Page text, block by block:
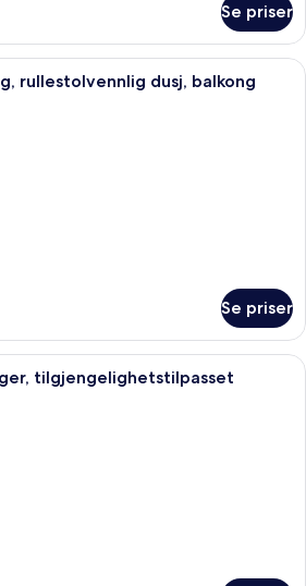
Se priser
Sengetøy av topp kvalitet,
rullestolvennlig dusj, balkong
Se priser
tilgjengelighetstilpasset